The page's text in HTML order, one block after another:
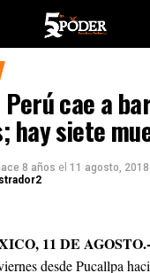
cae a
hay siete
8 años el 11 agosto, 2018
11 DE AGOSTO.-
desde Pucallpa